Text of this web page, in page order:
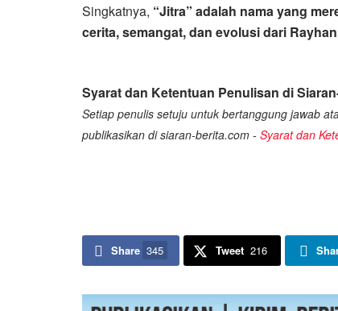
Singkatnya, “Jitra” adalah nama yang
cerita, semangat, dan evolusi dari
Syarat dan Ketentuan Penulisan di
Setiap penulis setuju untuk bertanggung jawab
publikasikan di siaran-berita.com - Syarat dan
Share 345 Tweet 216